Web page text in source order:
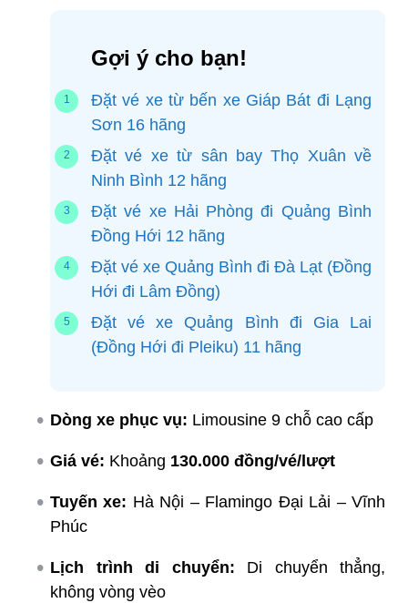
Gợi ý cho bạn!
Đặt vé xe từ bến xe Giáp Bát đi Lạng
Sơn 16 hãng
Đặt vé xe từ sân bay Thọ Xuân về
Ninh Bình 12 hãng
Đặt vé xe Hải Phòng đi Quảng Bình
Đồng Hới 12 hãng
Đặt vé xe Quảng Bình đi Đà Lạt (Đồng
Hới đi Lâm Đồng)
Đặt vé xe Quảng Bình đi Gia Lai
(Đồng Hới đi Pleiku) 11 hãng
Dòng xe phục vụ: Limousine 9 chỗ cao cấp
Giá vé: Khoảng 130.000 đồng/vé/lượt
Tuyến xe: Hà Nội – Flamingo Đại Lải – Vĩnh
Phúc
Lịch trình di chuyển: Di chuyển thẳng,
không vòng vèo